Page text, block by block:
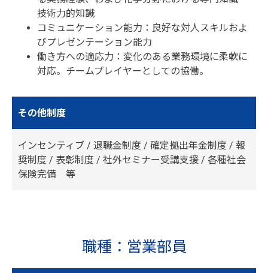
技術力的知識
コミュニケーション能力：良好な対人スキルおよ
びプレゼンテーション能力
働き方への適応力：変化のある業務環境に柔軟に
対応。チームプレイヤーとしての協働。
その他制度
インセンティブ / 退職金制度 / 確定拠出年金制度 / 報
奨制度 / 表彰制度 / 社外セミナー受講支援 / 各種社会
保険完備 等
職種：営業部員